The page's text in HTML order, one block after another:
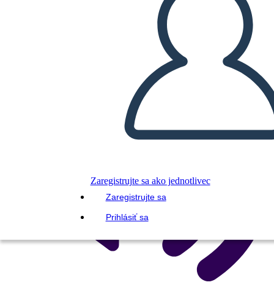
Zaregistrujte sa ako jednotlivec
Zaregistrujte sa
Prihlásiť sa
PREHRAŤ PREZENTÁCIU
ČÍTAJ MI